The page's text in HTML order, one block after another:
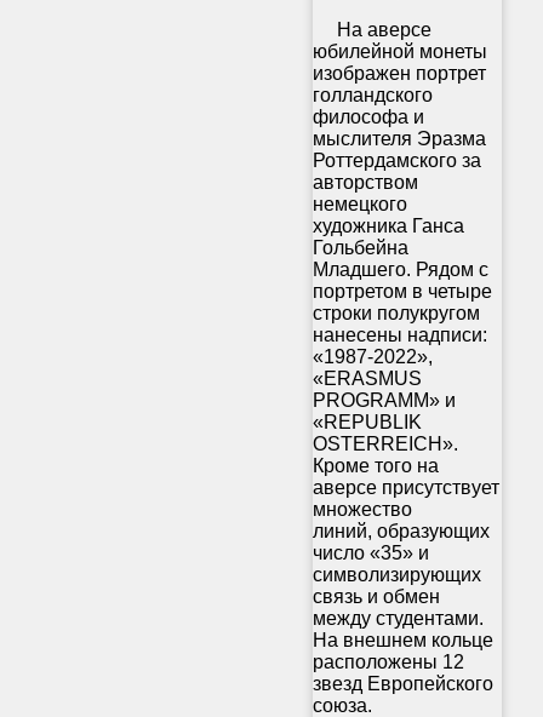
На аверсе
юбилейной монеты
изображен портрет
голландского
философа и
мыслителя Эразма
Роттердамского за
авторством
немецкого
художника Ганса
Гольбейна
Младшего. Рядом с
портретом в четыре
строки полукругом
нанесены надписи:
«1987-2022»,
«ERASMUS
PROGRAMM» и
«REPUBLIK
OSTERREICH».
Кроме того на
аверсе присутствует
множество
линий, образующих
число «35» и
символизирующих
связь и обмен
между студентами.
На внешнем кольце
расположены 12
звезд Европейского
союза.